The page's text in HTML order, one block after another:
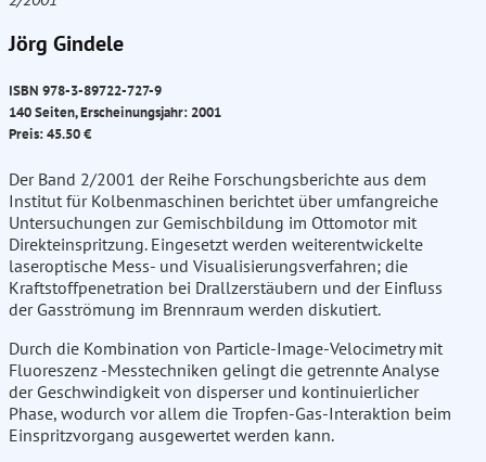
Jörg Gindele
ISBN 978-3-89722-727-9
140 Seiten, Erscheinungsjahr: 2001
Preis: 45.50 €
Der Band 2/2001 der Reihe Forschungsberichte aus dem
Institut für Kolbenmaschinen berichtet über umfangreiche
Untersuchungen zur Gemischbildung im Ottomotor mit
Direkteinspritzung. Eingesetzt werden weiterentwickelte
laseroptische Mess- und Visualisierungsverfahren; die
Kraftstoffpenetration bei Drallzerstäubern und der Einfluss
der Gasströmung im Brennraum werden diskutiert.
Durch die Kombination von Particle-Image-Velocimetry mit
Fluoreszenz -Messtechniken gelingt die getrennte Analyse
der Geschwindigkeit von disperser und kontinuierlicher
Phase, wodurch vor allem die Tropfen-Gas-Interaktion beim
Einspritzvorgang ausgewertet werden kann.